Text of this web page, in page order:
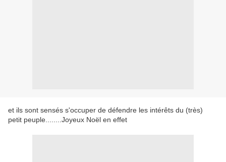
et ils sont sensés s'occuper de défendre les intérêts du (très)
petit peuple........Joyeux Noël en effet